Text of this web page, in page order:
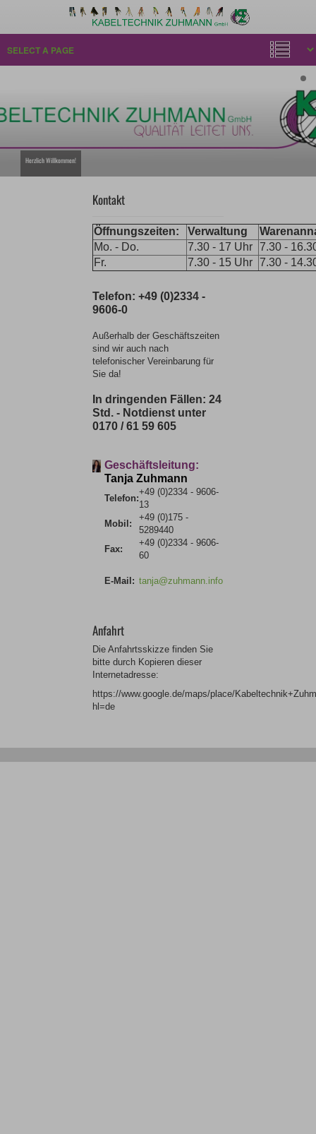
Herzlich Willkommen!
Kontakt
Öffnungszeiten: Verwaltung
Mo. - Do.
7.30 - 17 Uhr
7.30 -
Fr.
7.30 - 15 Uhr 7.30 -
Telefon: +49 (0)2334 -
9606-0
Außerhalb der Geschäftszeiten
sind wir auch nach
telefonischer Vereinbarung für
Sie da!
In dringenden Fällen: 24
Std. - Notdienst unter
0170 / 61 59 605
Geschäftsleitung:
Tanja Zuhmann
Telefon:
+49 (0)2334 - 9606-
13
Mobil:
+49 (0)175 -
5289440
Fax:
+49 (0)2334 - 9606-
60
E-Mail: tanja@zuhmann.info
Anfahrt
Die Anfahrtsskizze finden Sie
bitte durch Kopieren dieser
Internetadresse:
https://www.google.de/maps/place/
hl=de